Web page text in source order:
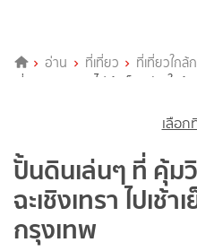
อ่าน ที่เที่ยว ที่เที่ยวใกล้
เที่ยวฉะเชิงเทรา ไปเช้าเย็นกลับ ใกล้ๆ
เลือก
ปั้นดินเล่นๆ ที่ คุ้ม
ฉะเชิงเทรา ไปเช้
กรุงเทพ